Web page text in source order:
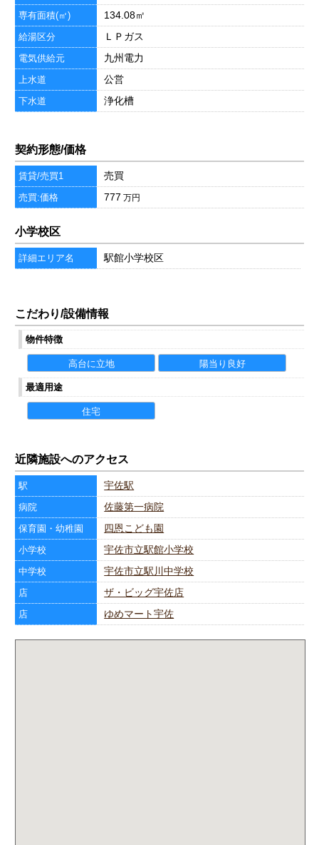
専有面積(㎡) 134.08㎡
給湯区分 ＬＰガス
電気供給元 九州電力
上水道 公営
下水道 浄化槽
契約形態/価格
賃貸/売買1 売買
売買:価格 777 万円
小学校区
詳細エリア名 駅館小学校区
こだわり/設備情報
物件特徴
高台に立地 陽当り良好
最適用途
住宅
近隣施設へのアクセス
駅 宇佐駅
病院 佐藤第一病院
保育園・幼稚園 四恩こども園
小学校 宇佐市立駅館小学校
中学校 宇佐市立駅川中学校
店 ザ・ビッグ宇佐店
店 ゆめマート宇佐